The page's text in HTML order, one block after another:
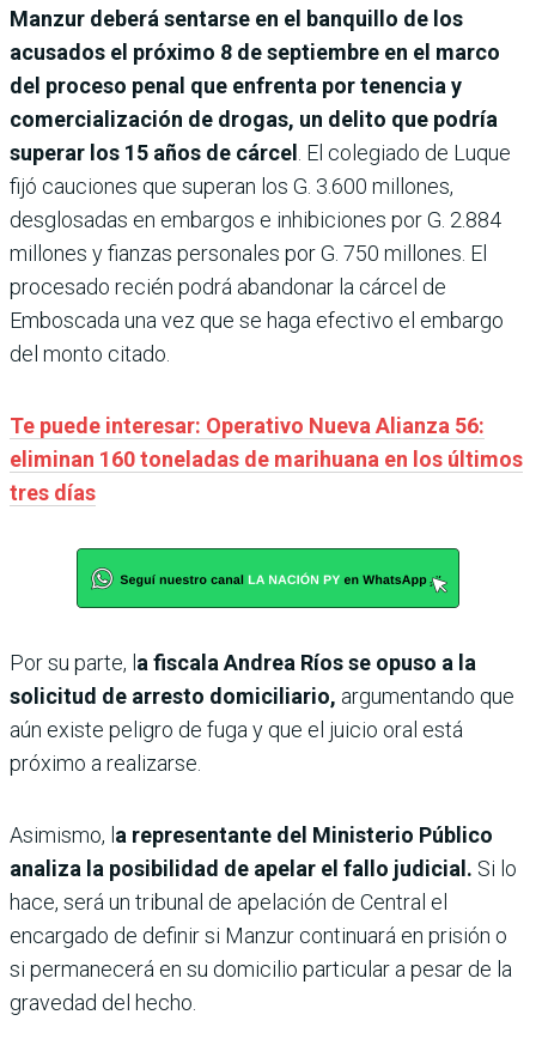
Manzur deberá sentarse en el banquillo de los
acusados el próximo 8 de septiembre en el marco
del proceso penal que enfrenta por tenencia y
comercialización de drogas, un delito que podría
superar los 15 años de cárcel . El colegiado de Luque
fijó cauciones que superan los G. 3.600 millones,
desglosadas en embargos e inhibiciones por G. 2.884
millones y fianzas personales por G. 750 millones. El
procesado recién podrá abandonar la cárcel de
Emboscada una vez que se haga efectivo el embargo
del monto citado.
Te puede interesar: Operativo Nueva Alianza 56:
eliminan 160 toneladas de marihuana en los últimos
tres días
Por su parte, la fiscala Andrea Ríos se opuso a la
solicitud de arresto domiciliario, argumentando que
aún existe peligro de fuga y que el juicio oral está
próximo a realizarse.
Asimismo, la representante del Ministerio Público
analiza la posibilidad de apelar el fallo judicial. Si lo
hace, será un tribunal de apelación de Central el
encargado de definir si Manzur continuará en prisión o
si permanecerá en su domicilio particular a pesar de la
gravedad del hecho.